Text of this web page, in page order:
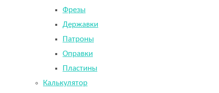
Фрезы
Державки
Патроны
Оправки
Пластины
Калькулятор